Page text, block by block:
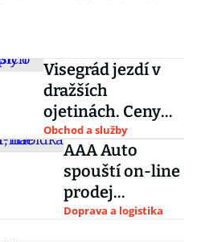
Visegrád jezdí v
dražších
ojetinách. Ceny
stouply o víc než
desetinu
Obchod a služby
AAA Auto
spouští on-line
prodej
zánovních aut,
Doprava a logistika